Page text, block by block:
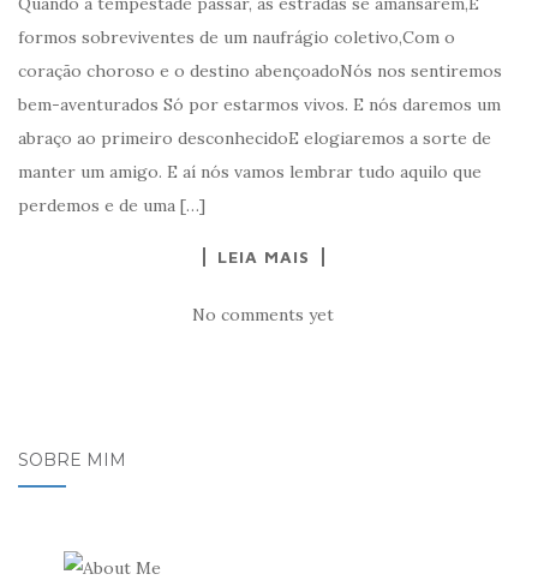
formos sobreviventes de um naufrágio coletivo,Com o
coração choroso e o destino abençoadoNós nos sentiremos
bem-aventurados Só por estarmos vivos. E nós daremos um
abraço ao primeiro desconhecidoE elogiaremos a sorte de
manter um amigo. E aí nós vamos lembrar tudo aquilo que
perdemos e de uma […]
LEIA MAIS
No comments yet
SOBRE MIM